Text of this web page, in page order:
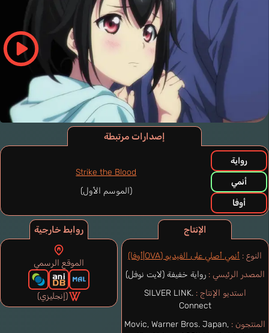
الإنتاج
النوع : أنمي أصلي على الفيديو (OVA|أوفا)
المصدر الرئيسي : رواية خفيفة (لايت نوفل)
استديو الإنتاج : SILVER LINK.
Connect
المنتجون : Movic, Warner Bros. Japan,
إصدارات مرتبطة
رواية
أنمي
أوفا
Strike the Blood
(الموسم الأول)
روابط خارجية
الموقع الرسمي
(إنجليزي)